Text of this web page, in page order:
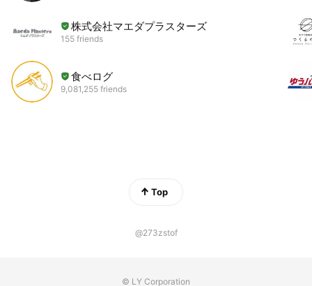
株式会社マエダプラスターズ
155 friends
食べログ
9,081,255 friends
Top
@273zstof
© LY Corporation